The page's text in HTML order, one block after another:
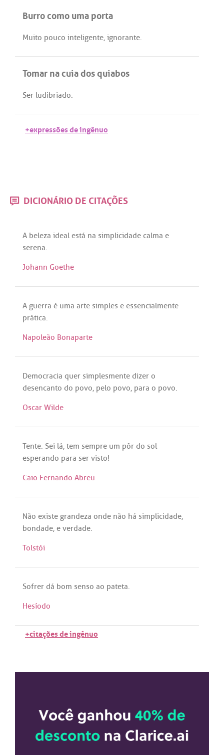
Burro como uma porta
Muito pouco inteligente, ignorante.
Tomar na cuia dos quiabos
Ser ludibriado.
+expressões de ingênuo
DICIONÁRIO DE CITAÇÕES
A beleza ideal está na simplicidade calma e
serena.
Johann Goethe
A guerra é uma arte simples e essencialmente
prática.
Napoleão Bonaparte
Democracia quer simplesmente dizer o
desencanto do povo, pelo povo, para o povo.
Oscar Wilde
Tente. Sei lá, tem sempre um pôr do sol
esperando para ser visto!
Caio Fernando Abreu
Não existe grandeza onde não há simplicidade,
bondade, e verdade.
Tolstói
Sofrer dá bom senso ao pateta.
Hesíodo
+citações de ingênuo